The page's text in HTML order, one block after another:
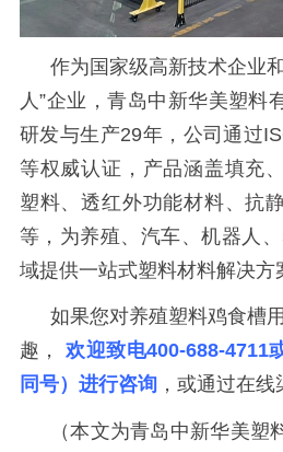
作为国家级高新技术企业
人”企业 ，青岛中新华美塑料
研发与生产29年，公司通过
等权威认证，产品涵盖填充
塑料、透红外功能材料、抗
等， 为养殖、汽车、机器人、
域提供一站式塑料材料解决方
如果您对养殖塑料鸡食槽
趣，欢迎致电400-688-4711
同号）进行咨询 ，或通过在线
（本文为青岛中新华美塑